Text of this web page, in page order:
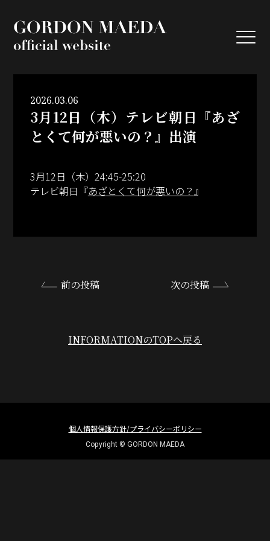
GORDON
2026.03.06
3月12日（木）テレビ朝日『あざ
とくて何が悪いの？』出演
3月12日（木）24:45-25:20
テレビ朝日『あざとくて何が悪いの？ 』
前の投稿 次の投稿
INFORMATIONのTOPへ戻る
個人情報保護方針/プライバシーポリシー
Copyright © GORDON MAEDA